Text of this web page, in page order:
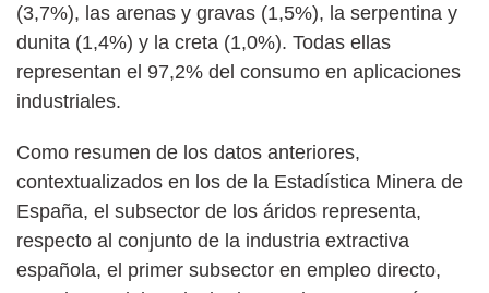
(3,7%), las arenas y gravas (1,5%), la serpentina y
dunita (1,4%) y la creta (1,0%). Todas ellas
representan el 97,2% del consumo en aplicaciones
industriales.
Como resumen de los datos anteriores,
contextualizados en los de la Estadística Minera de
España, el subsector de los áridos representa,
respecto al conjunto de la industria extractiva
española, el primer subsector en empleo directo,